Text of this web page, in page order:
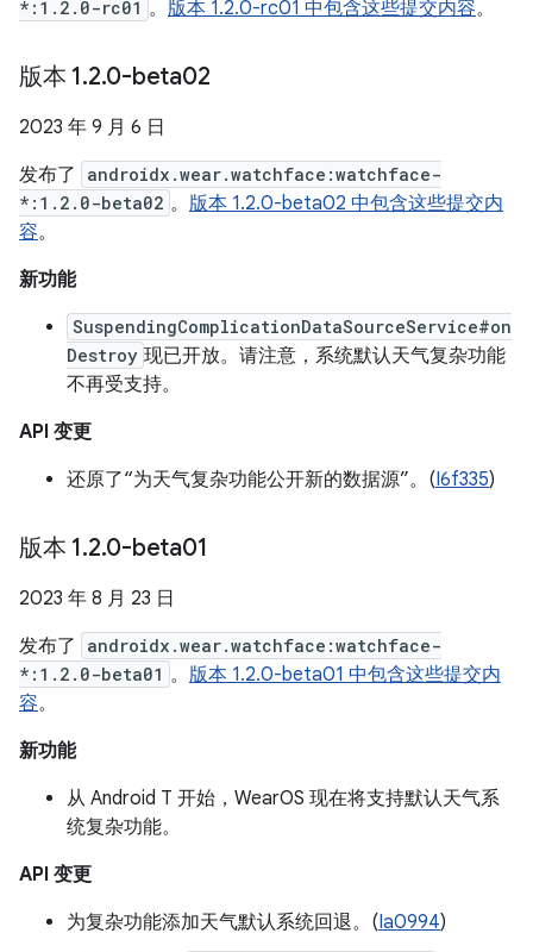
*:1.2.0-rc01 。 版本 1.2.0-rc01 中包含这些提交内容。
版本 1.2.0-beta02
2023 年 9 月 6 日
发布了
androidx.wear.watchface:watchface-
*:1.2.0-beta02 。 版本 1.2.0-beta02 中包含这些提交内
容。
新功能
SuspendingComplicationDataSourceService#on
Destroy 现已开放。请注意，系统默认天气复杂功能
不再受支持。
API 变更
还原了“为天气复杂功能公开新的数据源”。(I6f335)
版本 1.2.0-beta01
2023 年 8 月 23 日
发布了
androidx.wear.watchface:watchface-
*:1.2.0-beta01 。 版本 1.2.0-beta01 中包含这些提交内
容。
新功能
从 Android T 开始，WearOS 现在将支持默认天气系
统复杂功能。
API 变更
为复杂功能添加天气默认系统回退。(Ia0994)